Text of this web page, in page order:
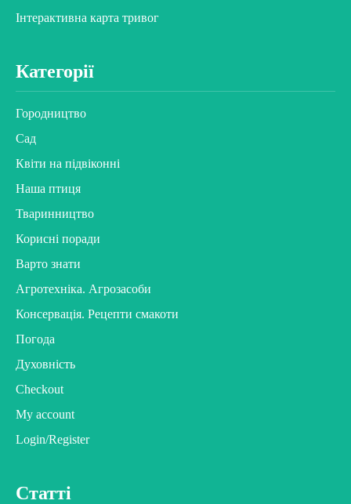
Інтерактивна карта тривог
Категорії
Городництво
Сад
Квіти на підвіконні
Наша птиця
Тваринництво
Корисні поради
Варто знати
Агротехніка. Агрозасоби
Консервація. Рецепти смакоти
Погода
Духовність
Checkout
My account
Login/Register
Статті